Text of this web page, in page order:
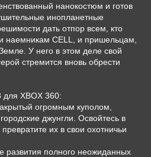
нанокостюм и готов
инопланетные
дать отпор всем, кто
наемникам CELL, и пришельцам,
У него в этом деле свой
стремится вновь обрести
для XBOX 360:
огромным куполом,
джунгли. Освойтесь в
их в свои охотничьи
развития полного неожиданных